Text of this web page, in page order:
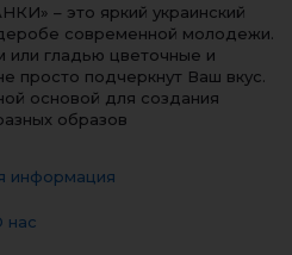
– это яркий украинский
современной молодежи.
или гладью цветочные и
просто подчеркнут Ваш вкус.
основой для создания
образов
информация
нас